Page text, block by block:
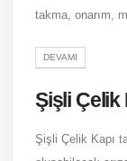
takma, onarım,
DEVAMI
Şişli Çelik
Şişli Çelik Kapı